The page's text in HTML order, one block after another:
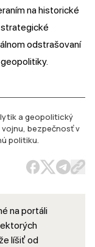
na historické
odstrašovaní
a geopolitický
bezpečnosť v
politiku.
na portáli
líšiť od